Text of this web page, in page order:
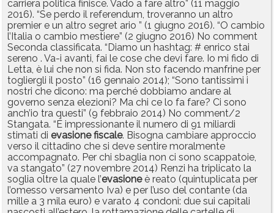
carriera politica finisce. Vado a fare altro” (11 maggio
2016). “Se perdo il referendum, troveranno un altro
premier e un altro segret ario ” (1 giugno 2016). “O cambio
l’Italia o cambio mestiere” (2 giugno 2016) No comment
Seconda classificata. “Diamo un hashtag: # enrico stai
sereno . Va-i avanti, fai le cose che devi fare. Io mi fido di
Letta, è lui che non si fida. Non sto facendo manfrine per
togliergli il posto” (16 gennaio 2014); “Sono tantissimi i
nostri che dicono: ma perché dobbiamo andare al
governo senza elezioni? Ma chi ce lo fa fare? Ci sono
anch’io tra questi” (9 febbraio 2014) No comment/2
Stangata. “È impressionante il numero di 91 miliardi
stimati di evasione fiscale. Bisogna cambiare approccio
verso il cittadino che si deve sentire moralmente
accompagnato. Per chi sbaglia non ci sono scappatoie,
va stangato” (27 novembre 2014) Renzi ha triplicato la
soglia oltre la quale l’evasioneè reato (quintuplicata per
l’omesso versamento Iva) e per l’uso del contante (da
mille a 3 mila euro) e varato 4 condoni: due sui capitali